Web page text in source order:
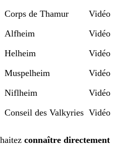
Corps de Thamur
Vidéo
Alfheim
Vidéo
Helheim
Vidéo
Muspelheim
Vidéo
Niflheim
Vidéo
Conseil des Valkyries Vidéo
connaître directement